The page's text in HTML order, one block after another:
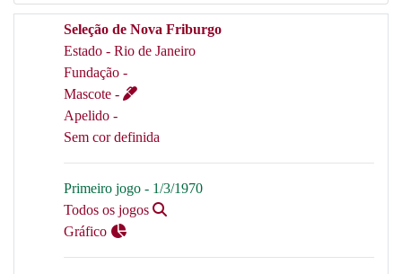
Seleção de Nova Friburgo
Estado - Rio de Janeiro
Fundação -
Mascote -
Apelido -
Sem cor definida
Primeiro jogo - 1/3/1970
Todos os jogos
Gráfico